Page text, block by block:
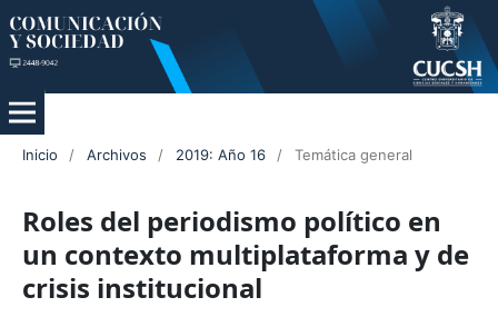
Inicio / Archivos / 2019: Año 16 / Temática general
Roles del periodismo político en
un contexto multiplataforma y de
crisis institucional